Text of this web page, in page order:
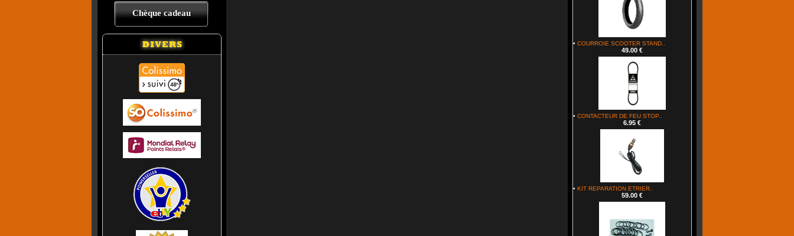
Chèque cadeau
• COURROIE SCOOTER STAND..
49.00 €
• CONTACTEUR DE FEU STOP..
6.95 €
• KIT REPARATION ETRIER..
59.00 €